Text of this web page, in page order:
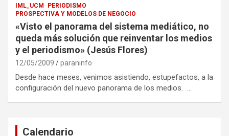
IML_UCM
PERIODISMO
PROSPECTIVA Y MODELOS DE NEGOCIO
«Visto el panorama del sistema mediático, no
queda más solución que reinventar los medios
y el periodismo» (Jesús Flores)
12/05/2009 paraninfo
Desde hace meses, venimos asistiendo, estupefactos, a la
configuración del nuevo panorama de los medios. …
Calendario